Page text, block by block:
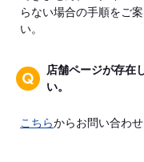
らない場合の手順をご案
い。
店舗ページが存在
い。
こちらからお問い合わせ